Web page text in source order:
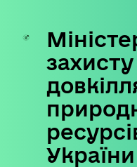
Skip
contentзахисту
України